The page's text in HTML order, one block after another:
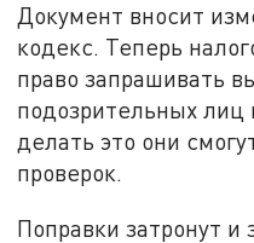
Документ вносит
кодекс. Теперь
право запрашивать
подозрительных
делать это они
проверок.
Поправки затронут и